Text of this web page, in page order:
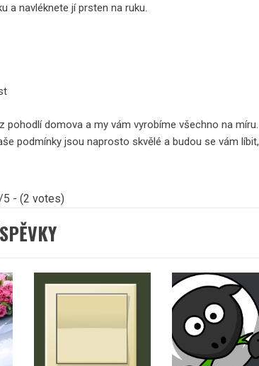
a navléknete jí prsten na ruku.
pohodlí domova a my vám vyrobíme všechno na míru.
podmínky jsou naprosto skvělé a budou se vám
5 - (2 votes)